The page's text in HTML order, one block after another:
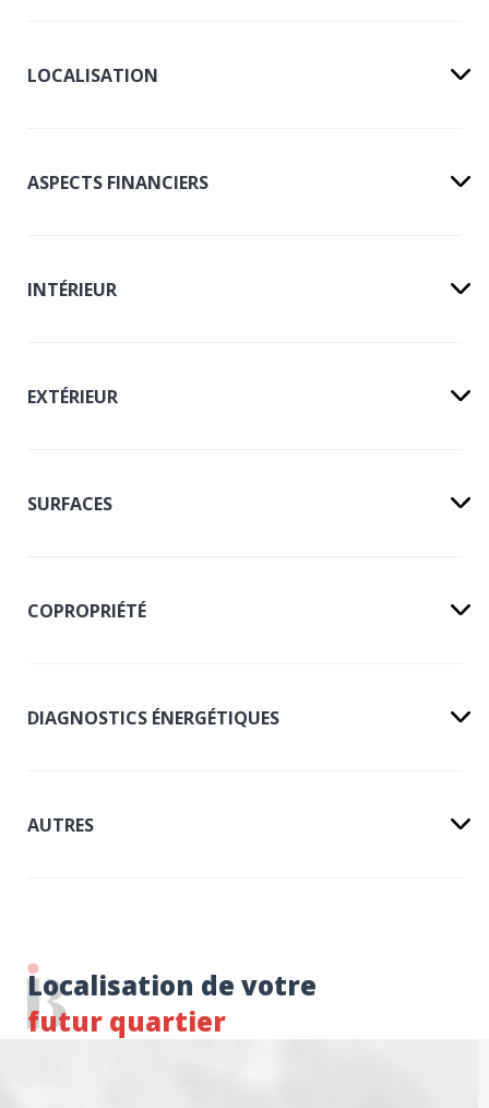
LOCALISATION
ASPECTS FINANCIERS
INTÉRIEUR
EXTÉRIEUR
SURFACES
COPROPRIÉTÉ
DIAGNOSTICS ÉNERGÉTIQUES
AUTRES
Localisation de votre
futur quartier